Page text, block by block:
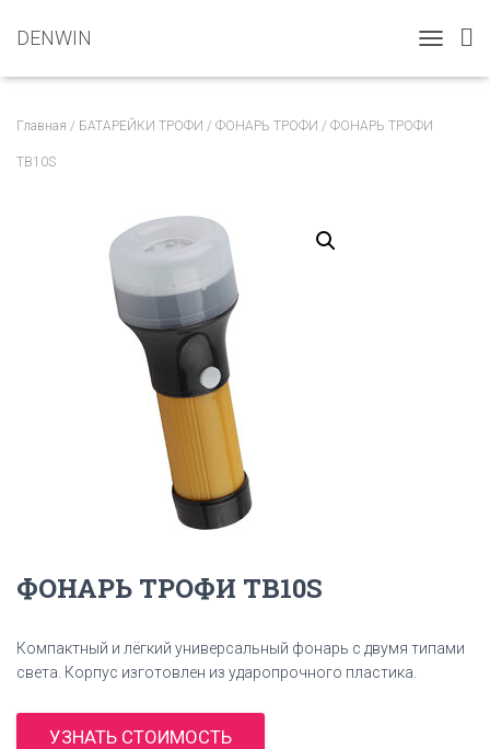
DENWIN
O
G
Главная / БАТАРЕЙКИ ТРОФИ / ФОНАРЬ ТРОФИ / ФОНАРЬ ТРОФИ
TB10S
ФОНАРЬ ТРОФИ TB10S
Компактный и лёгкий универсальный фонарь с двумя типами
света. Корпус изготовлен из ударопрочного пластика.
УЗНАТЬ СТОИМОСТЬ